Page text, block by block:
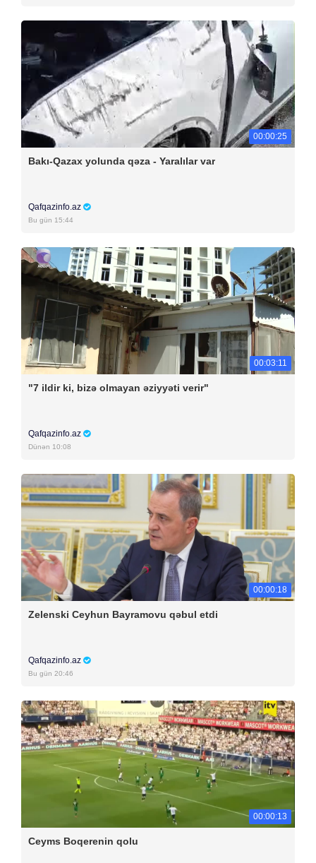
00:00:25
Bakı-Qazax yolunda qəza - Yaralılar var
Qafqazinfo.az
Bu gün 15:44
00:03:11
"7 ildir ki, bizə olmayan əziyyəti verir"
Qafqazinfo.az
Dünən 10:08
00:00:18
Zelenski Ceyhun Bayramovu qəbul etdi
Qafqazinfo.az
Bu gün 20:46
00:00:13
Ceyms Boqerenin qolu